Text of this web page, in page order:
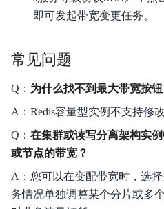
即可发起带宽变更任务。
常见问题
Q： 为什么找不到最大带宽按钮
A：Redis容量型实例不支持修
Q： 在集群或读写分离架构实
或节点的带宽？
A：您可以在变配带宽时，选
务情况单独调整某个分片或多